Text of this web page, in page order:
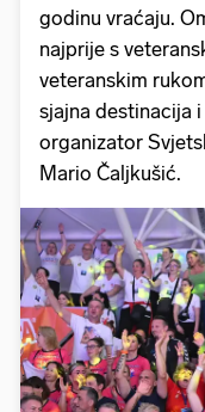
godinu vraćaju.
najprije s
veteranskim
sjajna destinacija
organizator
Mario Čaljkušić.